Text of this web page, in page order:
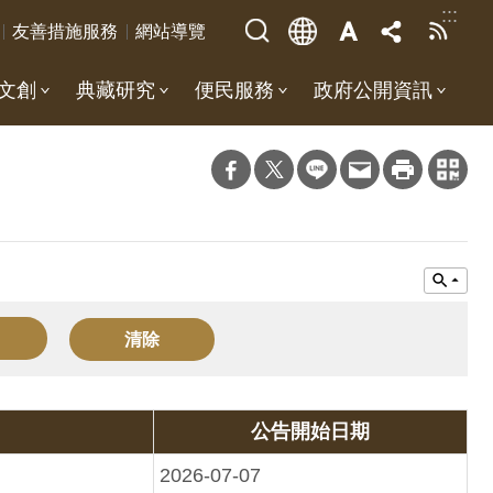
:::
友善措施服務 網站導覽
創 典藏研究 便民服務 政府公開資訊
公告開始日期
2026-07-07